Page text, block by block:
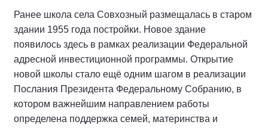
Ранее школа села Совхозный размещалась в старом
здании 1955 года постройки. Новое здание
появилось здесь в рамках реализации Федеральной
адресной инвестиционной программы. Открытие
новой школы стало ещё одним шагом в реализации
Послания Президента Федеральному Собранию, в
котором важнейшим направлением работы
определена поддержка семей, материнства и